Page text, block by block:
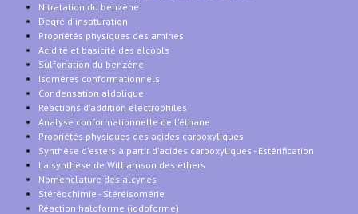
Nitratation du benzène
Degré d'insaturation
Propriétés physiques des amines
Acidité et basicité des alcools
Sulfonation du benzène
Isomères conformationnels
Condensation aldolique
Réactions d'addition électrophiles
Analyse conformationnelle de l'éthane
Propriétés physiques des acides carboxyliques
Synthèse d'esters à partir d'acides carboxyliques - Estérification
La synthèse de Williamson des éthers
Nomenclature des alcynes
Stéréochimie - Stéréisomérie
Réaction haloforme (iodoforme)